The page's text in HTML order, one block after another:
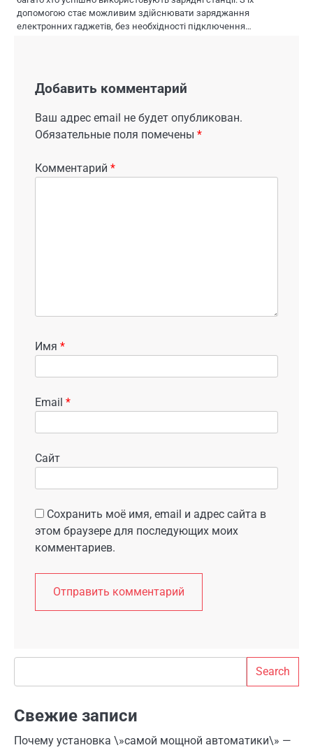
допомогою стає можливим здійснювати заряджання
електронних гаджетів, без необхідності підключення…
Добавить комментарий
Ваш адрес email не будет опубликован.
Обязательные поля помечены *
Комментарий *
Имя *
Email *
Сайт
Сохранить моё имя, email и адрес сайта в
этом браузере для последующих моих
комментариев.
Search
Свежие записи
Почему установка \»самой мощной автоматики\» —